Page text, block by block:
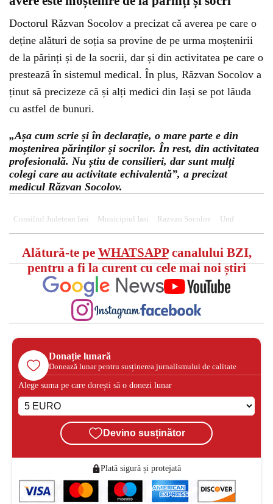
Doctorul Răzvan Socolov a precizat că averea pe care o
deține alături de soția sa provine de pe urma moștenirii
de la părinți și de la socrii, dar și din activitatea pe care o
prestează în sistemul medical. În plus, Răzvan Socolov a
ținut să precizeze că și alți medici din Iași se pot lăuda
cu astfel de bunuri.
„Așa cum scrie și în declarație, o mare parte e din
moștenirea părinților și socrilor. În rest, din activitatea
profesională. Nu știu de consilieri, dar sunt mulți
colegi care au activitate echivalentă”, a precizat
medicul Răzvan Socolov.
Consiliul Judetean Iasi Municipiul Iasi Razvan Socolov Umf
Alătură-te pe WHATSAPPcanalului BZI,
pentru a fi la curent cu cele mai noi știri
Donație lunară
Donează lunar pentru susținerea jurnalismului de calitate
Alege suma pe care dorești să o donezi lunar
Devino susținător
Plată sigură și protejată